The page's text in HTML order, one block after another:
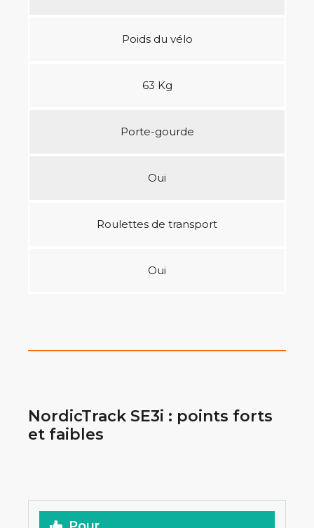
Poids du vélo
63 Kg
Porte-gourde
Oui
Roulettes de transport
Oui
NordicTrack SE3i : points forts
et faibles